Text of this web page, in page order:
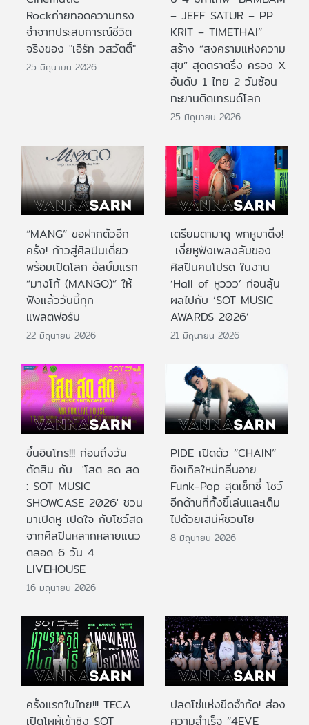
Rockถ่ายทอดความทรง
จำจากประสบการณ์ชีวิต
จริงของ "เอิร์ท วสวัตติ์"
25 มิถุนายน 2026
– JEFF SATUR – PP
KRIT – TIMETHAI”
สร้าง “สงครามแห่งความ
สุข” สุดตราตรึง ครอง X
อันดับ 1 ไทย 2 วันซ้อน
ทะยานติดเทรนด์โลก
25 มิถุนายน 2026
“MANG” ขอฝากตัวอีก
ครั้ง! ก้าวสู่ศิลปินเดี่ยว
พร้อมเปิดโลก อัลบั้มแรก
“มางโก้ (MANGO)” ให้
ฟังแล้ววันนี้ทุก
แพลตฟอร์ม
22 มิถุนายน 2026
เตรียมตามาดู พกหูมาติ่ง!
เงี่ยหูฟังเพลงลับของ
ศิลปินคนโปรด ในงาน
‘Hall of หูววว’ ก่อนลุ้น
ผลไปกับ ‘SOT MUSIC
AWARDS 2026’
21 มิถุนายน 2026
ขึ้นอินโทร!!! ก่อนถึงวัน
ตัดสิน กับ 'โสต สด สด
: SOT MUSIC
SHOWCASE 2026' ชวน
มาเปิดหู เปิดใจ กับโชว์สด
จากศิลปินหลากหลายแนว
ตลอด 6 วัน 4
LIVEHOUSE
16 มิถุนายน 2026
PIDE เปิดตัว “CHAIN”
ซิงเกิลใหม่กลิ่นอาย
Funk-Pop สุดเซ็กซี่ โชว์
อีกด้านที่ทั้งขี้เล่นและเต็ม
ไปด้วยเสน่ห์ชวนโย
8 มิถุนายน 2026
ครั้งแรกในไทย!!! TECA
เปิดโผผู้เข้าชิง SOT
ปลดโซ่แห่งขีดจำกัด! ส่อง
ความสำเร็จ “4EVE